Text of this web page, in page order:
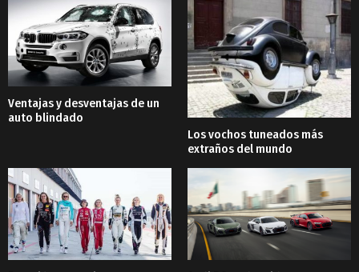
Ventajas y desventajas de un
auto blindado
Los vochos tuneados más
extraños del mundo